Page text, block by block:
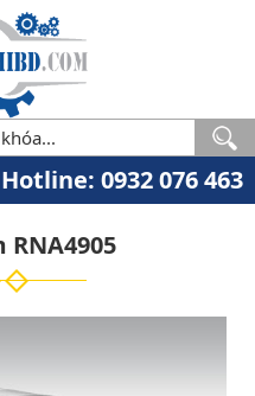
Hotline: 0932 076 463
RNA4905